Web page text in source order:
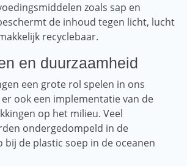
zoals sap en
de inhoud tegen licht, lucht
recyclebaar.
en duurzaamheid
een grote rol spelen in ons
er ook een implementatie van de
op het milieu. Veel
ondergedompeld in de
bij de plastic soep in de oceanen